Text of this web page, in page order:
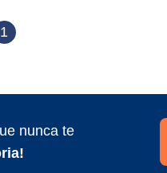
1
nunca te